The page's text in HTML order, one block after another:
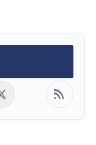
rss_feed